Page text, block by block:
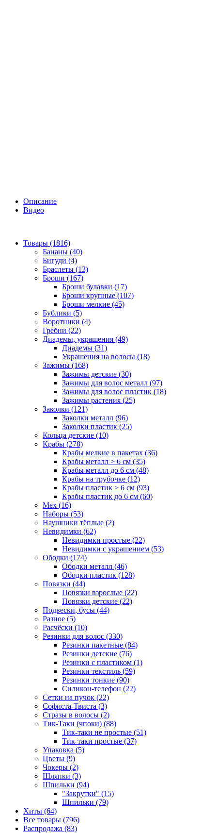
Описание
Видео
Товары (1816)
Бананы (40)
Бигуди (4)
Браслеты (13)
Броши (167)
Броши булавки (17)
Броши крупные (107)
Броши мелкие (45)
Бублики (5)
Воротники (4)
Гребни (22)
Диадемы, украшения (49)
Диадемы (31)
Украшения на волосы (18)
Зажимы (168)
Зажимы детские (30)
Зажимы для волос металл (97)
Зажимы для волос пластик (18)
Зажимы растения (25)
Заколки (121)
Заколки металл (96)
Заколки пластик (25)
Кольца детские (10)
Крабы (278)
Крабы мелкие в пакетах (36)
Крабы металл > 6 см (35)
Крабы металл до 6 см (48)
Крабы на трубочке (12)
Крабы пластик > 6 см (93)
Крабы пластик до 6 см (60)
Мех (16)
Наборы (53)
Наушники тёплые (2)
Невидимки (62)
Невидимки простые (22)
Невидимки с украшением (53)
Ободки (174)
Ободки металл (46)
Ободки пластик (128)
Повязки (44)
Повязки взрослые (22)
Повязки детские (22)
Подвески, бусы (44)
Разное (5)
Расчёски (10)
Резинки для волос (330)
Резинки пакетные (84)
Резинки детские (76)
Резинки с пластиком (1)
Резинки текстиль (59)
Резинки тонкие (90)
Силикон-телефон (22)
Сетки на пучок (22)
Софиста-Твиста (3)
Стразы в волосы (2)
Тик-Таки (чпоки) (88)
Тик-таки не простые (51)
Тик-таки простые (37)
Упаковка (5)
Цветы (9)
Чокеры (2)
Шляпки (3)
Шпильки (94)
"Закрутки" (15)
Шпильки (79)
Хиты (64)
Все товары (796)
Распродажа (83)